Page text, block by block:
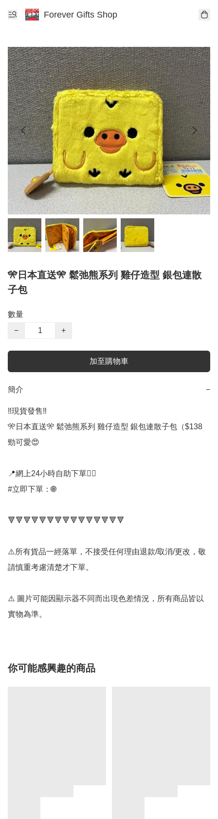
Forever Gifts Shop
🎌日本直送🎌 鬆弛熊系列 雞仔造型 銀包連散
子包
數量
−
+
加至購物車
簡介 −
‼️現貨發售‼️
🎌日本直送🎌 鬆弛熊系列 雞仔造型 銀包連散子包（$138
勁可愛😍
📍網上24小時自助下單👍🏻
#立即下單：🌐
🔻🔻🔻🔻🔻🔻🔻🔻🔻🔻🔻🔻🔻🔻🔻
⚠️所有貨品一經落單，不接受任何理由退款/取消/更改，敬
請慎重考慮清楚才下單。
⚠️ 圖片可能因顯示器不同而出現色差情況，所有商品皆以
實物為準。
你可能感興趣的商品